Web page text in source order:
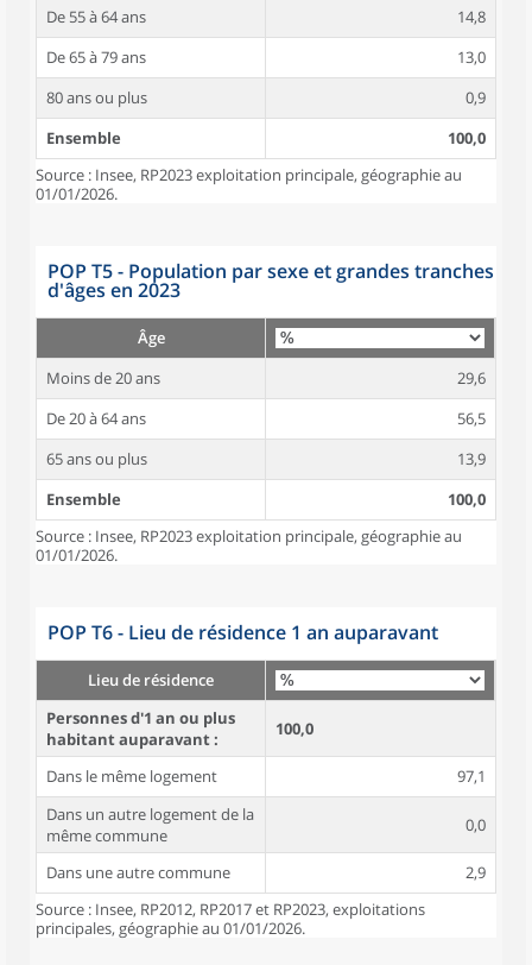
De 55 à 64 ans
14,8
De 65 à 79 ans
13,0
80 ans ou plus
0,9
Ensemble
100,0
Source : Insee, RP2023 exploitation principale, géographie au
01/01/2026.
POP T5 - Population par sexe et grandes tranches
d'âges en 2023
Âge
Moins de 20 ans
29,6
De 20 à 64 ans
56,5
65 ans ou plus
13,9
Ensemble
100,0
Source : Insee, RP2023 exploitation principale, géographie au
01/01/2026.
POP T6 - Lieu de résidence 1 an auparavant
Lieu de résidence
Personnes d'1 an ou plus
habitant auparavant :
100,0
Dans le même logement
97,1
Dans un autre logement de la
même commune
0,0
Dans une autre commune
2,9
Source : Insee, RP2012, RP2017 et RP2023, exploitations
principales, géographie au 01/01/2026.